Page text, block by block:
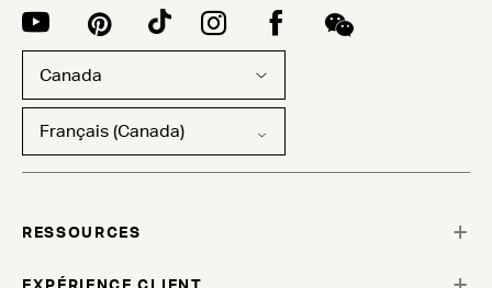
Canada
Français (Canada)
RESSOURCES